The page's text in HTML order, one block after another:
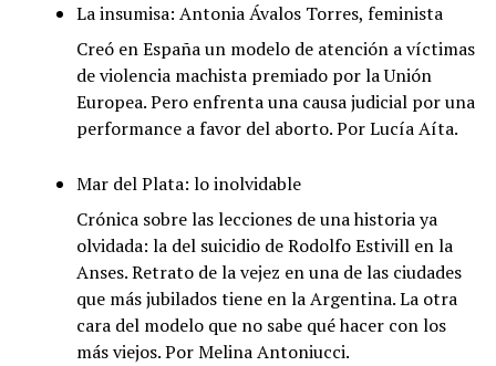
La insumisa: Antonia Ávalos Torres, feminista
Creó en España un modelo de atención a víctimas
de violencia machista premiado por la Unión
Europea. Pero enfrenta una causa judicial por una
performance a favor del aborto. Por Lucía Aíta.
Mar del Plata: lo inolvidable
Crónica sobre las lecciones de una historia ya
olvidada: la del suicidio de Rodolfo Estivill en la
Anses. Retrato de la vejez en una de las ciudades
que más jubilados tiene en la Argentina. La otra
cara del modelo que no sabe qué hacer con los
más viejos. Por Melina Antoniucci.